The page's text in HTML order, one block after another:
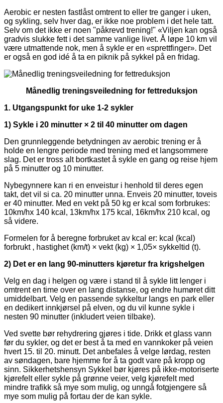
Aerobic er nesten fastlåst omtrent to eller tre ganger i uken,
og sykling, selv hver dag, er ikke noe problem i det hele tatt.
Selv om det ikke er noen "påkrevd trening!" «Viljen kan også
gradvis slukke fett i det samme vanlige livet. Å løpe 10 km vil
være utmattende nok, men å sykle er en «sprettfinger». Det
er også en god idé å ta en piknik på sykkel på en fridag.
Månedlig treningsveiledning for fettreduksjon
1. Utgangspunkt for uke 1-2 sykler
1) Sykle i 20 minutter × 2 til 40 minutter om dagen
Den grunnleggende betydningen av aerobic trening er å
holde en lengre periode med trening med et langsommere
slag. Det er tross alt bortkastet å sykle en gang og reise hjem
på 5 minutter og 10 minutter.
Nybegynnere kan ri en enveistur i henhold til deres egen
takt, det vil si ca. 20 minutter unna. Enveis 20 minutter, toveis
er 40 minutter. Med en vekt på 50 kg er kcal som forbrukes:
10km/hx 140 kcal, 13km/hx 175 kcal, 16km/hx 210 kcal, og
så videre.
Formelen for å beregne forbruket av kcal er: kcal (kcal)
forbrukt , hastighet (km/t) × vekt (kg) × 1,05× sykkeltid (t).
2) Det er en lang 90-minutters kjøretur fra krigshelgen
Velg en dag i helgen og være i stand til å sykle litt lenger i
omtrent en time over en lang distanse, og endre humøret ditt
umiddelbart. Velg en passende sykkeltur langs en park eller
en dedikert innkjørsel på elven, og du vil kunne sykle i
nesten 90 minutter (inkludert veien tilbake).
Ved svette bør rehydrering gjøres i tide. Drikk et glass vann
før du sykler, og det er best å ta med en vannkoker på veien
hvert 15. til 20. minutt. Det anbefales å velge lørdag, resten
av søndagen, bare hjemme for å ta godt vare på kropp og
sinn. Sikkerhetshensyn Sykkel bør kjøres på ikke-motoriserte
kjørefelt eller sykle på grønne veier, velg kjørefelt med
mindre trafikk så mye som mulig, og unngå fotgjengere så
mye som mulig på fortau der de kan sykle.